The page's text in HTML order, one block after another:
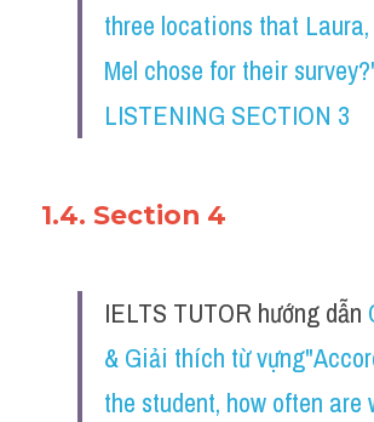
three locations that
Mel chose for their
LISTENING SECTION 3
1.4. Section 4
IELTS TUTOR hướng dẫn ​
& Giải thích từ
the student, how often are